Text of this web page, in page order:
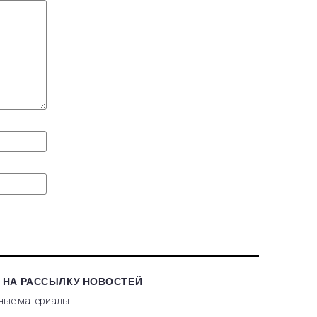
НА РАССЫЛКУ НОВОСТЕЙ
материалы